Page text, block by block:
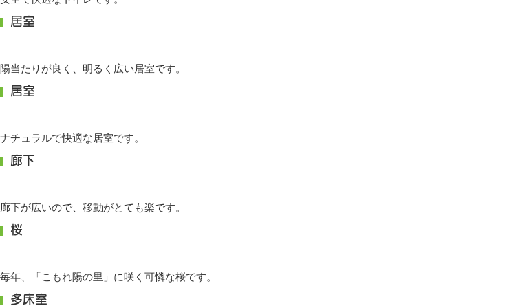
居室
陽当たりが良く、明るく広い居室です。
居室
ナチュラルで快適な居室です。
廊下
廊下が広いので、移動がとても楽です。
桜
毎年、「こもれ陽の里」に咲く可憐な桜です。
多床室